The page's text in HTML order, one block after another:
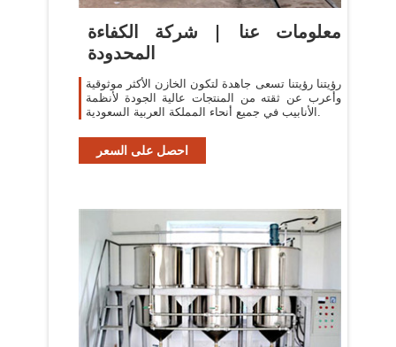
معلومات عنا | شركة الكفاءة
المحدودة
رؤيتنا رؤيتنا تسعى جاهدة لتكون الخازن الأكثر موثوقية
وأعرب عن ثقته من المنتجات عالية الجودة لأنظمة
الأنابيب في جميع أنحاء المملكة العربية السعودية.
احصل على السعر